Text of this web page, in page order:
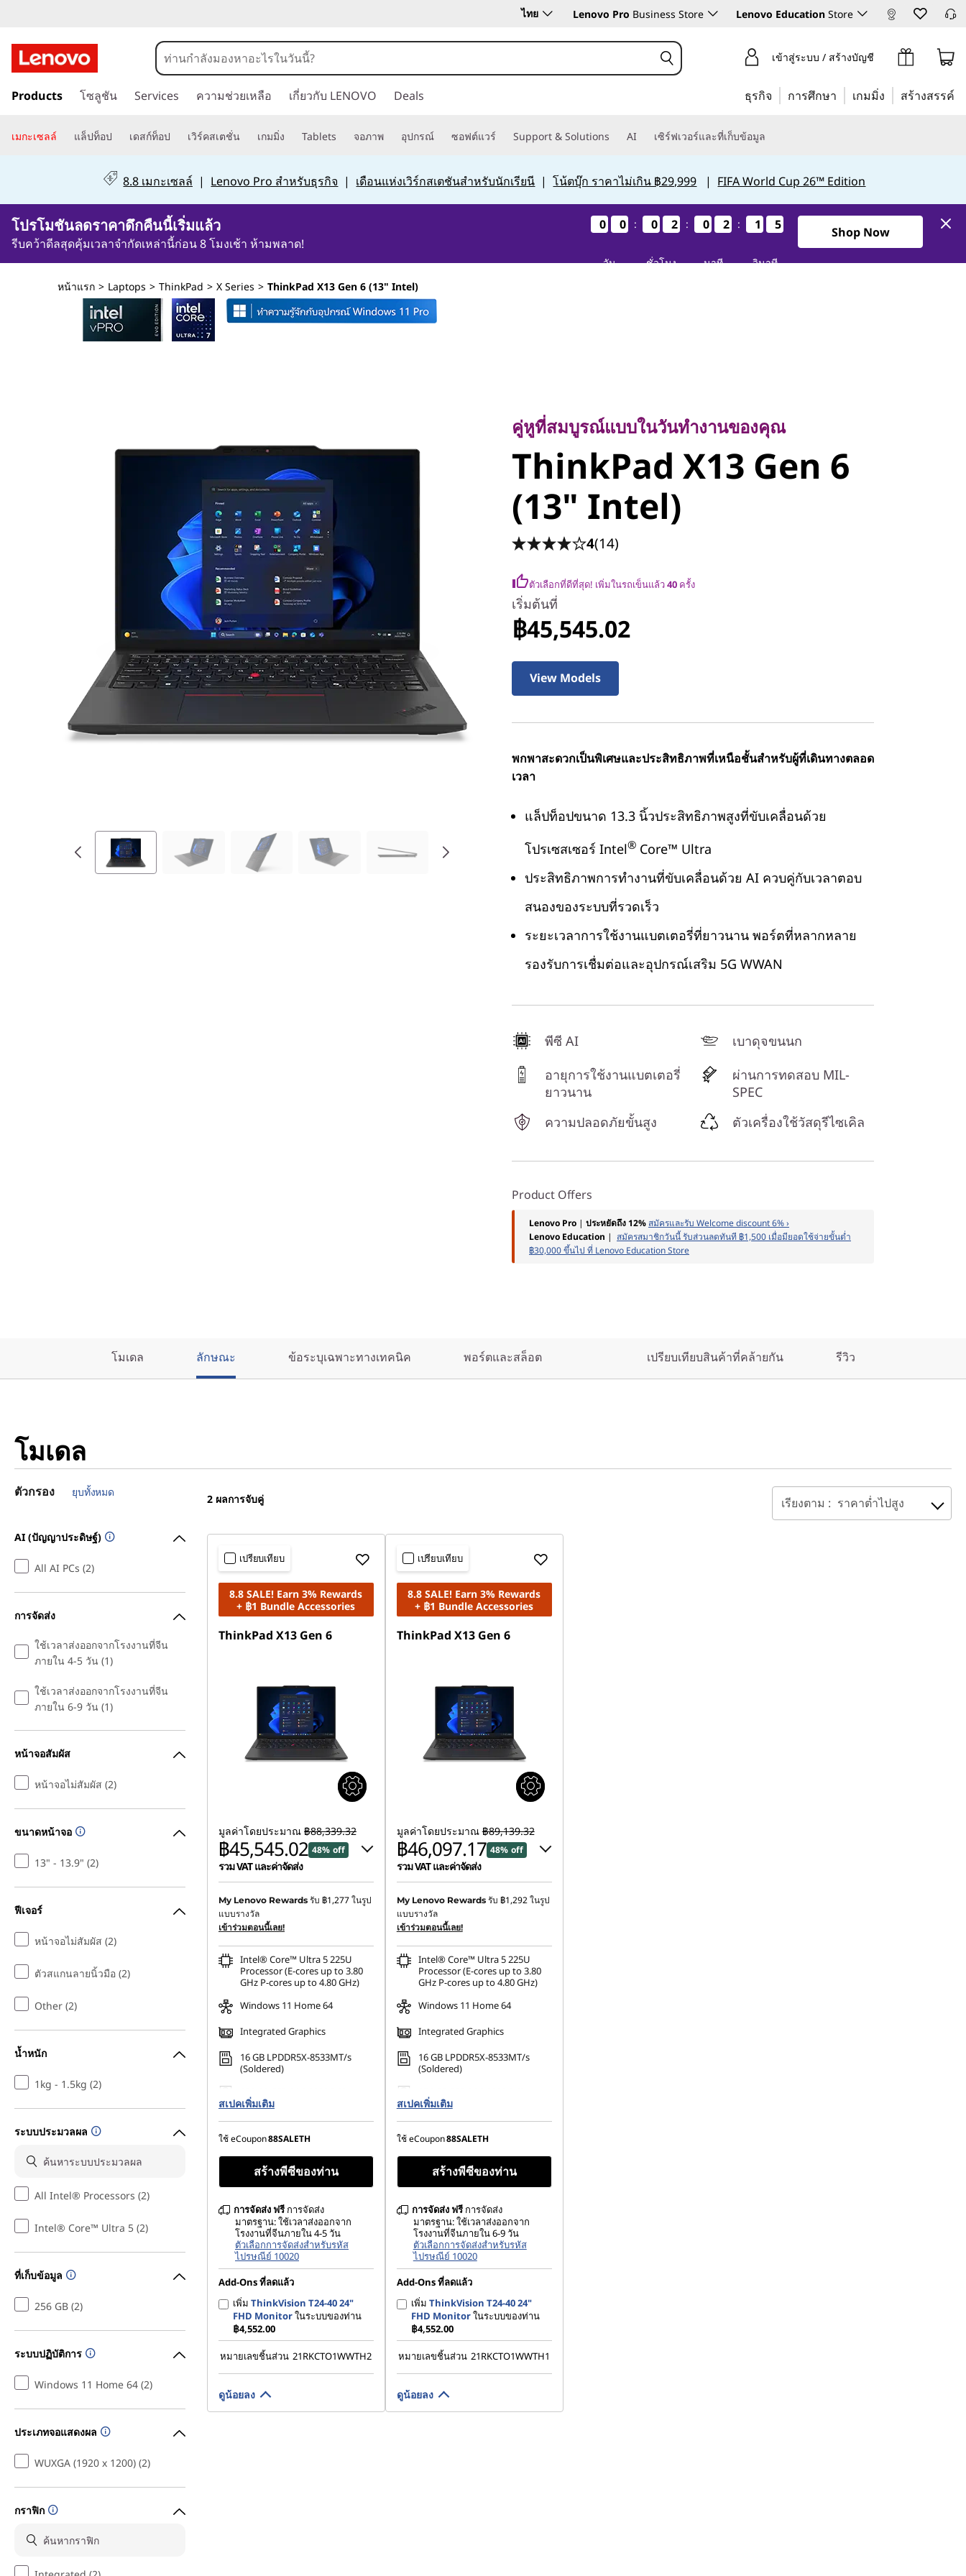
ไทย Lenovo Pro Business Store Lenovo Education Store
า
ไ
นื้
อ
ห
า
เข้าสู่ระบบ / สร้างบัญชี
Products โซลูชัน Services ความช่วยเหลือ เกี่ยวกับ LENOVO Deals ธุรกิจ การศึกษา เกมมิ่ง สร้างสรรค์
เมกะเซลล์ แล็ปท็อป เดสก์ท็อป เวิร์คสเตชั่น เกมมิ่ง Tablets จอภาพ อุปกรณ์ ซอฟต์แวร์ Support & Solutions AI เซิร์ฟเวอร์และที่เก็บข้อมูล
8.8 เมกะเซลล์ | Lenovo Pro สำหรับธุรกิจ | เดือนแห่งเวิร์กสเตชันสำหรับนักเรียนี |โน้ตบุ๊ก ราคาไม่เกิน ฿29,999 | FIFA World Cup 26™ Edition
โปรโมชันลดราคาดึกคืนนี้เริ่มแล้ว
รีบคว้าดีลสุดคุ้มเวลาจำกัดเหล่านี้ก่อน 8 โมงเช้า ห้ามพลาด!
0
0
0
0 0
0
0
0
วัน
: 0
0
0
0 2
2
2
2
ชั่วโมง
: 0
0
0
0 2
2
2
2
นาที
: 1
1
1
1 4
3
4
3
วินาที
0วัน2ชั่วโมง2นาที13วินาที
Shop Now
หน้าแรก > Laptops > ThinkPad > X Series > ThinkPad X13 Gen 6 (13" Intel)
ThinkPad X13 Gen 6
(13" Intel)
คู่หูที่สมบูรณ์แบบในวันทำงานของคุณ
ThinkPad X13 Gen 6
(13" Intel)
4(14)
ตัวเลือกที่ดีที่สุด! เพิ่มในรถเข็นแล้ว40 ครั้ง
เริ่มต้นที่
฿45,545.02
View Models
พกพาสะดวกเป็นพิเศษและประสิทธิภาพที่เหนือชั้นสำหรับผู้ที่เดินทางตลอด
เวลา
แล็ปท็อปขนาด 13.3 นิ้วประสิทธิภาพสูงที่ขับเคลื่อนด้วย
โปรเซสเซอร์ Intel® Core™ Ultra
ประสิทธิภาพการทำงานที่ขับเคลื่อนด้วย AI ควบคู่กับเวลาตอบ
สนองของระบบที่รวดเร็ว
ระยะเวลาการใช้งานแบตเตอรี่ที่ยาวนาน พอร์ตที่หลากหลาย
รองรับการเชื่มต่อและอุปกรณ์เสริม 5G WWAN
พีซี AI
เบาดุจขนนก
อายุการใช้งานแบตเตอรี่
ยาวนาน
ผ่านการทดสอบ MIL-
SPEC
ความปลอดภัยขั้นสูง
ตัวเครื่องใช้วัสดุรีไซเคิล
Product Offers
Lenovo Pro | ประหยัดถึง 12% สมัครและรับ Welcome discount 6% ›
Lenovo Education | สมัครสมาชิกวันนี้ รับส่วนลดทันที ฿1,500 เมื่อมียอดใช้จ่ายขั้นต่ำ
฿30,000 ขึ้นไป ที่ Lenovo Education Store
โมเดล ลักษณะ ข้อระบุเฉพาะทางเทคนิค พอร์ตและสล็อต เปรียบเทียบสินค้าที่คล้ายกัน รีวิว
โมเดล
ตัวกรอง ยุบทั้งหมด
AI (ปัญญาประดิษฐ์)
All AI PCs (2)
การจัดส่ง
ใช้เวลาส่งออกจากโรงงานที่จีน
ภายใน 4-5 วัน (1)
ใช้เวลาส่งออกจากโรงงานที่จีน
ภายใน 6-9 วัน (1)
หน้าจอสัมผัส
หน้าจอไม่สัมผัส (2)
ขนาดหน้าจอ
13" - 13.9" (2)
ฟีเจอร์
หน้าจอไม่สัมผัส (2)
ตัวสแกนลายนิ้วมือ (2)
Other (2)
น้ำหนัก
1kg - 1.5kg (2)
ระบบประมวลผล
All Intel® Processors (2)
Intel® Core™ Ultra 5 (2)
ที่เก็บข้อมูล
256 GB (2)
ระบบปฏิบัติการ
Windows 11 Home 64 (2)
ประเภทจอแสดงผล
WUXGA (1920 x 1200) (2)
กราฟิก
2 ผลการจับคู่ เรียงตาม : ราคาต่ำไปสูง
เปรียบเทียบ
8.8 SALE! Earn 3% Rewards
+ ฿1 Bundle Accessories
ThinkPad X13 Gen 6
มูลค่าโดยประมาณ ฿88,339.32
฿45,545.02 48% off
รวม VAT และค่าจัดส่ง
ประหยัดทันที : -฿42,018.88
การประหยัด eCoupon :
My Lenovo Rewards รับ ฿1,277ในรูป
แบบรางวัล
เข้าร่วมตอนนี้เลย!
Intel® Core™ Ultra 5 225U
Processor (E-cores up to 3.80
GHz P-cores up to 4.80 GHz)
Windows 11 Home 64
Integrated Graphics
16 GB LPDDR5X-8533MT/s
(Soldered)
Gen4 TLC Opal
สเปคเพิ่มเติม
ใช้ eCoupon88SALETH
สร้างพีซีของท่าน
การจัดส่ง ฟรี การจัดส่ง
มาตรฐาน: ใช้เวลาส่งออกจาก
โรงงานที่จีนภายใน 4-5 วัน
ตัวเลือกการจัดส่งสำหรับรหัส
ไปรษณีย์ 10020
Add-Ons ที่ลดแล้ว
เพิ่ม ThinkVision T24-40 24"
FHD Monitorในระบบของท่าน
฿4,552.00
หมายเลขชิ้นส่วน 21RKCTO1WWTH2
ดูน้อยลง
เปรียบเทียบ
8.8 SALE! Earn 3% Rewards
+ ฿1 Bundle Accessories
ThinkPad X13 Gen 6
มูลค่าโดยประมาณ ฿89,139.32
฿46,097.17 48% off
รวม VAT และค่าจัดส่ง
ประหยัดทันที : -฿42,255.46
การประหยัด eCoupon :
My Lenovo Rewards รับ ฿1,292ในรูป
แบบรางวัล
เข้าร่วมตอนนี้เลย!
Intel® Core™ Ultra 5 225U
Processor (E-cores up to 3.80
GHz P-cores up to 4.80 GHz)
Windows 11 Home 64
Integrated Graphics
16 GB LPDDR5X-8533MT/s
(Soldered)
Gen4 TLC Opal
สเปคเพิ่มเติม
ใช้ eCoupon88SALETH
สร้างพีซีของท่าน
การจัดส่ง ฟรีการจัดส่ง
มาตรฐาน: ใช้เวลาส่งออกจาก
โรงงานที่จีนภายใน 6-9 วัน
ตัวเลือกการจัดส่งสำหรับรหัส
ไปรษณีย์ 10020
Add-Ons ที่ลดแล้ว
เพิ่ม ThinkVision T24-40 24"
FHD Monitorในระบบของท่าน
฿4,552.00
หมายเลขชิ้นส่วน 21RKCTO1WWTH1
ดูน้อยลง